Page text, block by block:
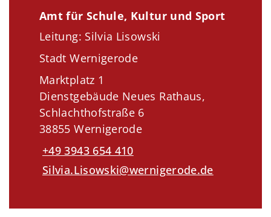
Amt für Schule, Kultur und Sport
Leitung: Silvia Lisowski
Stadt Wernigerode
Marktplatz 1
Dienstgebäude Neues Rathaus,
Schlachthofstraße 6
38855 Wernigerode
+49 3943 654 410
Silvia.Lisowski@wernigerode.de